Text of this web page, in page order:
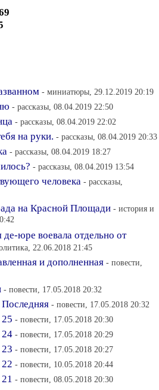
- миниатюры, 29.12.2019 20:19
- рассказы, 08.04.2019 22:50
- рассказы, 08.04.2019 22:02
на руки. - рассказы, 08.04.2019 20:33
- рассказы, 08.04.2019 18:27
- рассказы, 08.04.2019 13:54
человека - рассказы,
на Красной Площади - история и
юре воевала отдельно от
22.06.2018 21:45
и дополненная - повести,
- повести, 17.05.2018 20:32
Последняя - повести, 17.05.2018 20:32
- повести, 17.05.2018 20:30
24 - повести, 17.05.2018 20:29
- повести, 17.05.2018 20:27
- повести, 10.05.2018 20:44
- повести, 08.05.2018 20:30